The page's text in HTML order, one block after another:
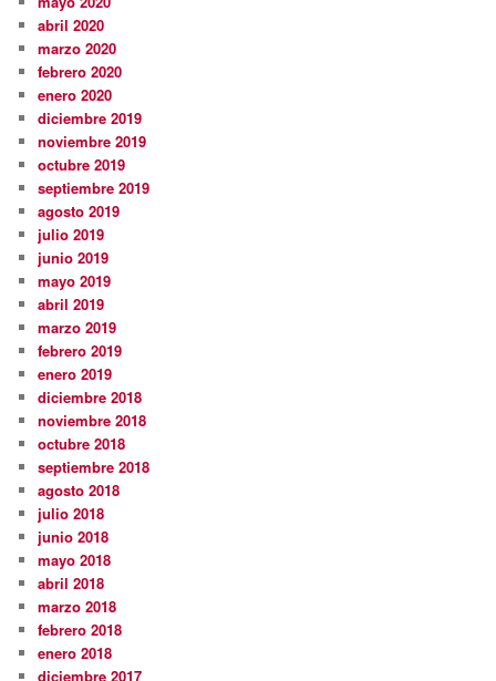
abril 2020
marzo 2020
febrero 2020
enero 2020
diciembre 2019
noviembre 2019
octubre 2019
septiembre 2019
agosto 2019
julio 2019
junio 2019
mayo 2019
abril 2019
marzo 2019
febrero 2019
enero 2019
diciembre 2018
noviembre 2018
octubre 2018
septiembre 2018
agosto 2018
julio 2018
junio 2018
mayo 2018
abril 2018
marzo 2018
febrero 2018
enero 2018
diciembre 2017